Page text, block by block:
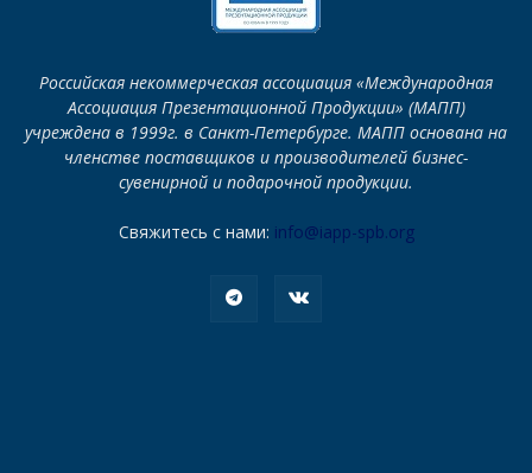
Российская некоммерческая ассоциация «Международная
Ассоциация Презентационной Продукции» (МАПП)
учреждена в 1999г. в Санкт-Петербурге. МАПП основана на
членстве поставщиков и производителей бизнес-
сувенирной и подарочной продукции.
Свяжитесь с нами: info@iapp-spb.org